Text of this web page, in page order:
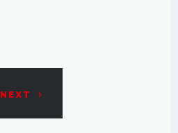
NEXT